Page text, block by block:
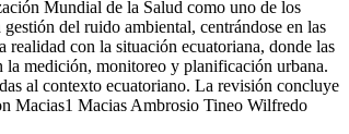
Mundial de la Salud como uno de los
del ruido ambiental, centrándose en las
realidad con la situación ecuatoriana, donde las
la medición, monitoreo y planificación urbana.
al contexto ecuatoriano. La revisión concluye
Macias1 Macias Ambrosio Tineo Wilfredo